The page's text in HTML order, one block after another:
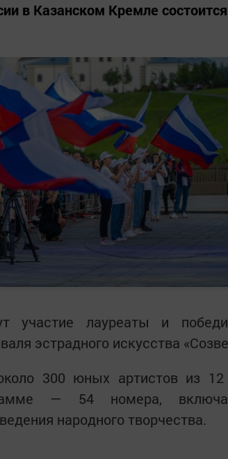
в Казанском Кремле
участие лауреаты и
эстрадного искусства
300 юных артистов из 12
— 54 номера,
народного творчества.